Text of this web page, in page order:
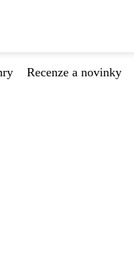
Recenze a novinky